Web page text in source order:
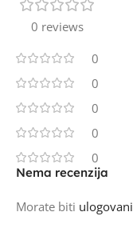
0 reviews
0
0
0
0
0
Nema recenzija
Morate biti ulogovani